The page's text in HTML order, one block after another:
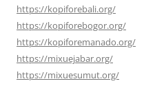
https://kopiforebali.org/
https://kopiforebogor.org/
https://kopiforemanado.org/
https://mixuejabar.org/
https://mixuesumut.org/